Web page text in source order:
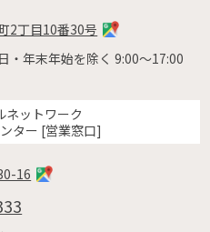
2丁目10番30号
・年末年始を除く 9:00〜17:00
ネットワーク
ター [営業窓口]
16